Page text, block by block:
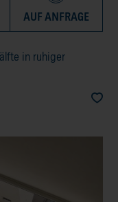
AUF ANFRAGE
in ruhiger